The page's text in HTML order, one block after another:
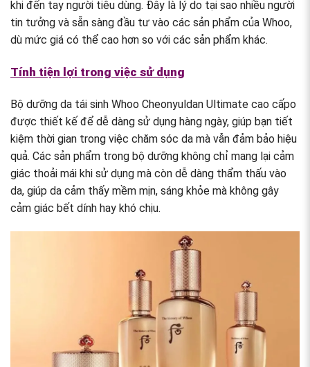
khi đến tay người tiêu dùng. Đây là lý do tại sao nhiều người
tin tưởng và sẵn sàng đầu tư vào các sản phẩm của Whoo,
dù mức giá có thể cao hơn so với các sản phẩm khác.
Tính tiện lợi trong việc sử dụng
Bộ dưỡng da tái sinh Whoo Cheonyuldan Ultimate cao cấpo
được thiết kế để dễ dàng sử dụng hàng ngày, giúp bạn tiết
kiệm thời gian trong việc chăm sóc da mà vẫn đảm bảo hiệu
quả. Các sản phẩm trong bộ dưỡng không chỉ mang lại cảm
giác thoải mái khi sử dụng mà còn dễ dàng thẩm thấu vào
da, giúp da cảm thấy mềm mịn, sáng khỏe mà không gây
cảm giác bết dính hay khó chịu.